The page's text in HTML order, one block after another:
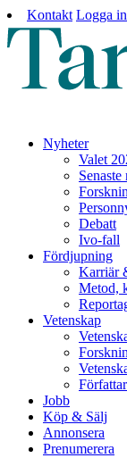
Kontakt Logga in
Nyheter
Valet
Senaste
Debatt
Ivo-fall
Fördjupning
Karriär
Metod,
Vetenskap
Jobb
Köp & Sälj
Annonsera
Prenumerera